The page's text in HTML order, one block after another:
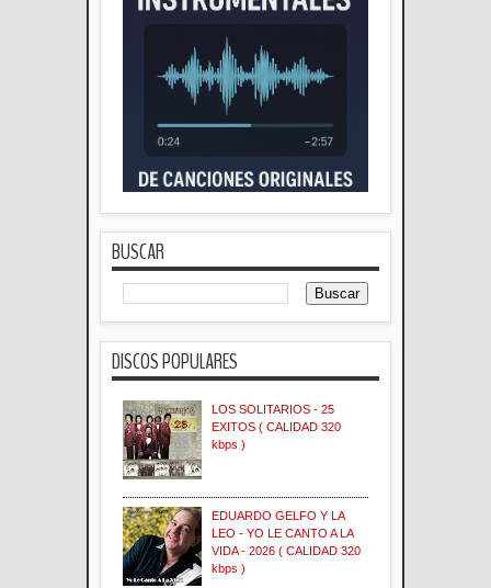
BUSCAR
DISCOS POPULARES
LOS SOLITARIOS - 25
EXITOS ( CALIDAD 320
kbps )
EDUARDO GELFO Y LA
LEO - YO LE CANTO A LA
VIDA - 2026 ( CALIDAD 320
kbps )